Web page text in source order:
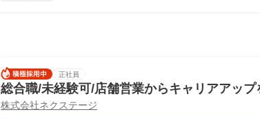
正社員
総合職/未経験可/店舗営業からキャリアアップ
株式会社ネクステージ